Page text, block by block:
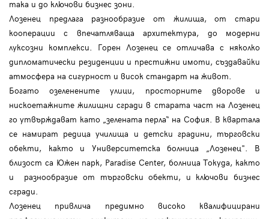
така и до ключови бизнес зони.
Лозенец предлага разнообразие от жилища, от стари
кооперации с впечатляваща архитектура, до модерни
луксозни комплекси. Горен Лозенец се отличава с няколко
дипломатически резиденции и престижни имоти, създавайки
атмосфера на сигурност и висок стандарт на живот.
Богато озеленените улици, просторните дворове и
нискоетажните жилищни сгради в старата част на Лозенец
го утвърждават като „зелената перла“ на София. В квартала
се намират редица училища и детски градини, търговски
обекти, както и Университетска болница „Лозенец". В
близост са Южен парк, Paradise Center, болница Токуда, както
и разнообразие от търговски обекти, и ключови бизнес
сгради.
Лозенец привлича предимно високо квалифицирани